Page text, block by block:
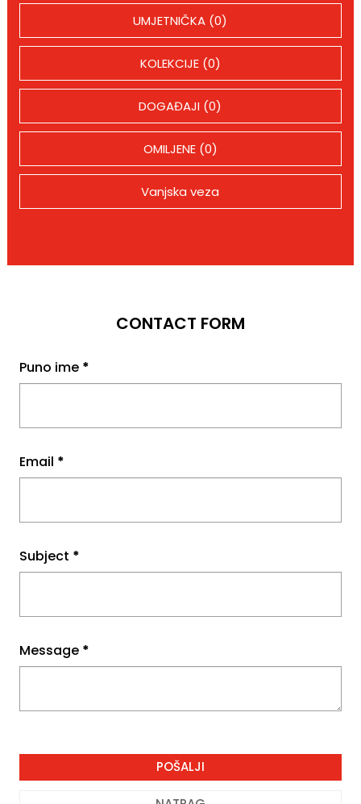
UMJETNIČKA (0)
KOLEKCIJE (0)
DOGAĐAJI (0)
OMILJENE (0)
Vanjska veza
CONTACT FORM
Puno ime *
Email *
Subject *
Message *